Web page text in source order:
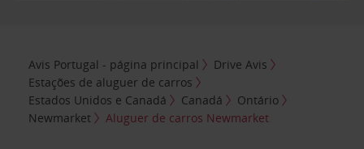
Avis Portugal - página principal
Drive Avis
Estações de aluguer de carros
Estados Unidos e Canadá
Canadá
Ontário
Newmarket
Aluguer de carros Newmarket